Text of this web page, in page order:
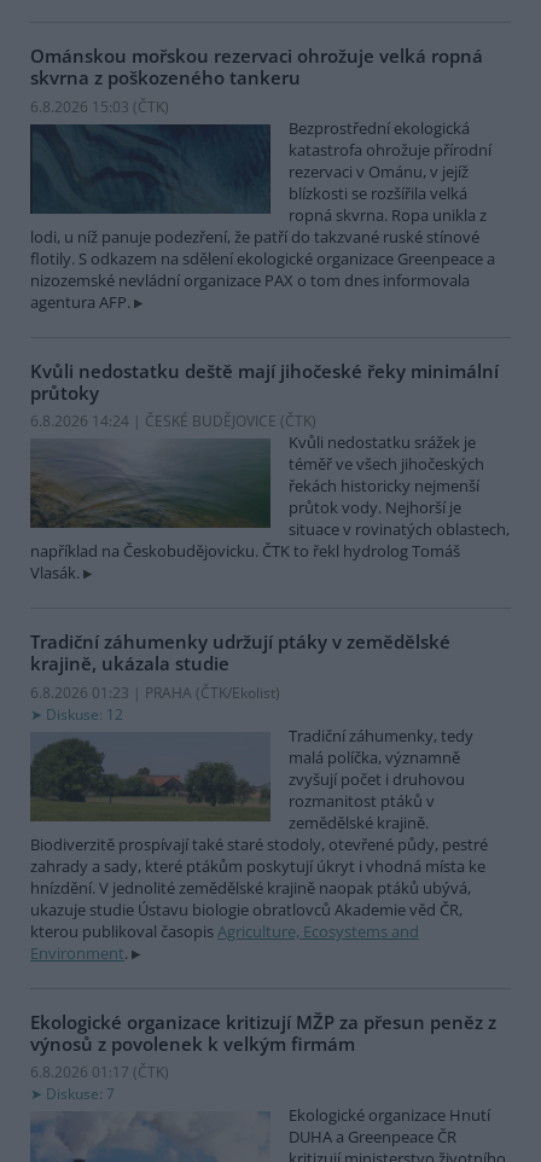
Ománskou mořskou rezervaci ohrožuje velká ropná
skvrna z poškozeného tankeru
6.8.2026 15:03 (ČTK)
Bezprostřední ekologická
katastrofa ohrožuje přírodní
rezervaci v Ománu, v jejíž
blízkosti se rozšířila velká
ropná skvrna. Ropa unikla z
lodi, u níž panuje podezření, že patří do takzvané ruské stínové
flotily. S odkazem na sdělení ekologické organizace Greenpeace a
nizozemské nevládní organizace PAX o tom dnes informovala
agentura AFP.
Kvůli nedostatku deště mají jihočeské řeky minimální
průtoky
6.8.2026 14:24 | ČESKÉ BUDĚJOVICE (ČTK)
Kvůli nedostatku srážek je
téměř ve všech jihočeských
řekách historicky nejmenší
průtok vody. Nejhorší je
situace v rovinatých oblastech,
například na Českobudějovicku. ČTK to řekl hydrolog Tomáš
Vlasák.
Tradiční záhumenky udržují ptáky v zemědělské
krajině, ukázala studie
6.8.2026 01:23 | PRAHA (ČTK/Ekolist)
Diskuse: 12
Tradiční záhumenky, tedy
malá políčka, významně
zvyšují počet i druhovou
rozmanitost ptáků v
zemědělské krajině.
Biodiverzitě prospívají také staré stodoly, otevřené půdy, pestré
zahrady a sady, které ptákům poskytují úkryt i vhodná místa ke
hnízdění. V jednolité zemědělské krajině naopak ptáků ubývá,
ukazuje studie Ústavu biologie obratlovců Akademie věd ČR,
kterou publikoval časopisAgriculture, Ecosystems and
Environment.
Ekologické organizace kritizují MŽP za přesun peněz z
výnosů z povolenek k velkým firmám
6.8.2026 01:17 (ČTK)
Diskuse: 7
Ekologické organizace Hnutí
DUHA a Greenpeace ČR